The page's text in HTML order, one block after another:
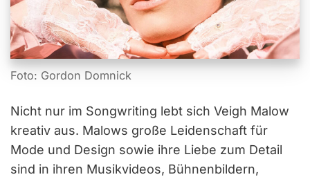
Foto: Gordon Domnick
Nicht nur im Songwriting lebt sich Veigh Malow
kreativ aus. Malows große Leidenschaft für
Mode und Design sowie ihre Liebe zum Detail
sind in ihren Musikvideos, Bühnenbildern,